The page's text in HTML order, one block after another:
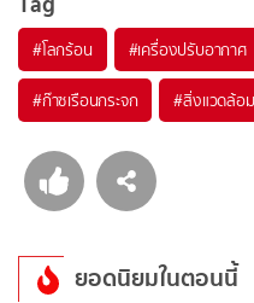
#โลกร้อน #เครื่องปรับอากาศ
#ก๊าซเรือนกระจก #สิ่งแวดล้อม
ยอดนิยมในตอนนี้